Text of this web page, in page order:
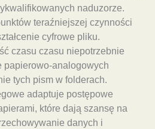
naduzorze.
teraźniejszej czynności
cyfrowe pliku.
czasu czasu niepotrzebnie
papierowo-analogowych
tych pism w folderach.
adaptuje postępowe
które dają szansę na
danych i